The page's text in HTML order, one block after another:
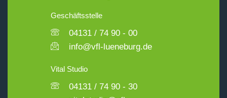
Geschäftsstelle
04131 / 74 90 - 00
info@vfl-lueneburg.de
Vital Studio
04131 / 74 90 - 30